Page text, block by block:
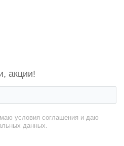
акции!
условия соглашения и даю
данных.